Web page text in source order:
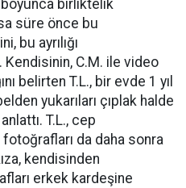
boyunca birliktelik
süre önce bu
bu ayrılığı
C.M. ile video
belirten T.L., bir evde 1 yıl
yukarıları çıplak halde
T.L., cep
da daha sonra
kendisinden
erkek kardeşine